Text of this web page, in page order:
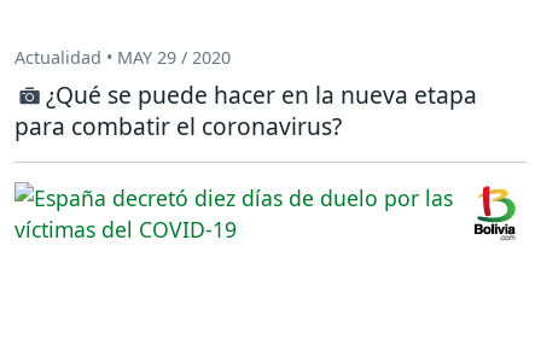
Actualidad • MAY 29 / 2020
¿Qué se puede hacer en la nueva etapa
para combatir el coronavirus?